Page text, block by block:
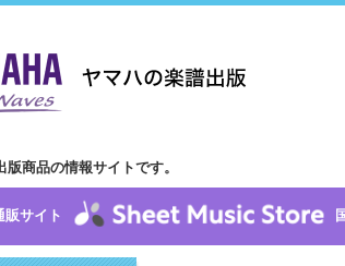
商品の情報サイトです。
販サイト